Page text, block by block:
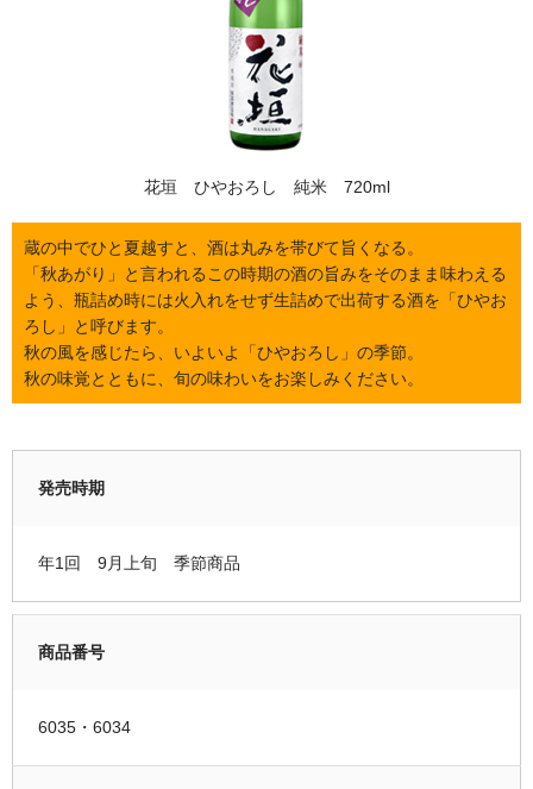
蔵元紹介
黒龍酒造 [黒龍・九頭龍]
南部酒造場 [花垣]
栃倉酒造 [米百俵]
鳥屋酒造 [池月]
瀬頭酒造 [東長]
安福又四郎商店 [大黒正宗]
祁答院蒸留所 [日は昇る]
お支払・配送
花垣 ひやおろし 純米 720ml
蔵の中でひと夏越すと、酒は丸みを帯びて旨くなる。
「秋あがり」と言われるこの時期の酒の旨みをそのまま味わえる
よう、瓶詰め時には火入れをせず生詰めで出荷する酒を「ひやお
ろし」と呼びます。
秋の風を感じたら、いよいよ「ひやおろし」の季節。
秋の味覚とともに、旬の味わいをお楽しみください。
発売時期
年1回 9月上旬 季節商品
商品番号
6035・6034